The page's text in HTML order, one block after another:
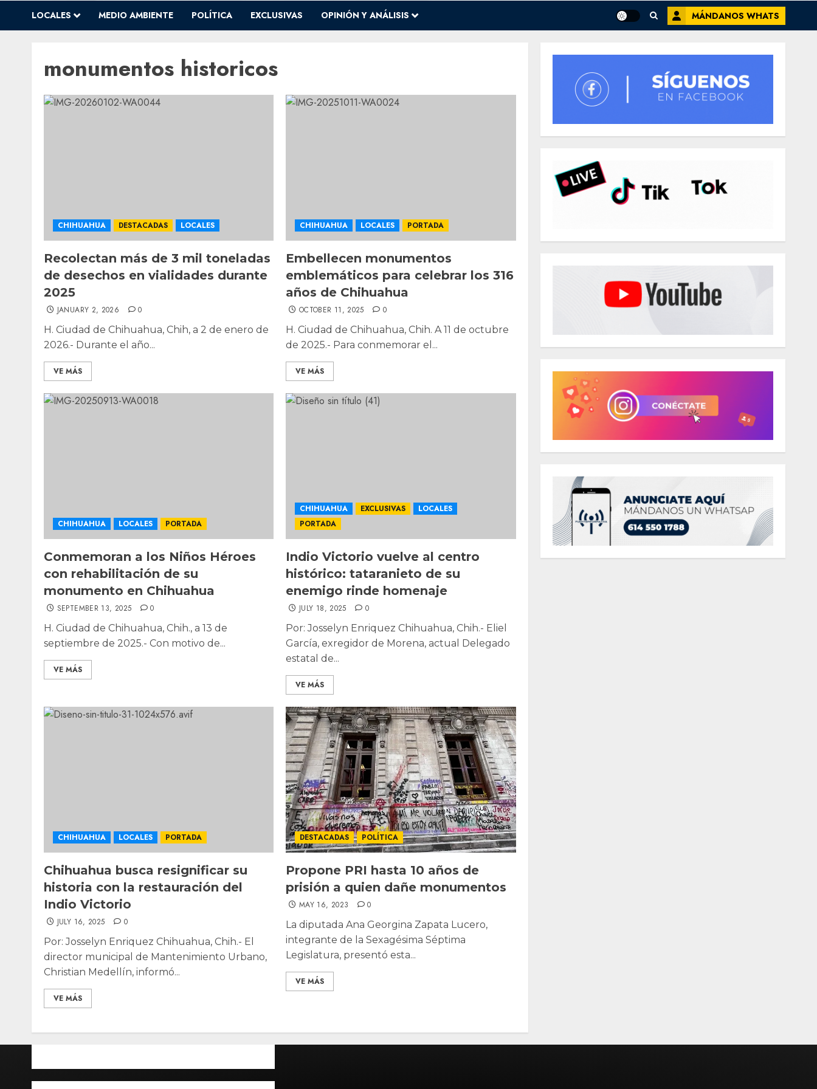
LOCALES MEDIO AMBIENTE POLÍTICA EXCLUSIVAS OPINIÓN Y ANÁLISIS MÁNDANOS WHATS
monumentos historicos
CHIHUAHUA DESTACADAS LOCALES
Recolectan más de 3 mil toneladas
de desechos en vialidades durante
2025
JANUARY 2, 2026 0
H. Ciudad de Chihuahua, Chih, a 2 de enero de
2026.- Durante el año...
VE MÁS
CHIHUAHUA LOCALES PORTADA
Embellecen monumentos
emblemáticos para celebrar los 316
años de Chihuahua
OCTOBER 11, 2025 0
H. Ciudad de Chihuahua, Chih. A 11 de octubre
de 2025.- Para conmemorar el...
VE MÁS
CHIHUAHUA LOCALES PORTADA
Conmemoran a los Niños Héroes
con rehabilitación de su
monumento en Chihuahua
SEPTEMBER 13, 2025 0
H. Ciudad de Chihuahua, Chih., a 13 de
septiembre de 2025.- Con motivo de...
VE MÁS
CHIHUAHUA EXCLUSIVAS
LOCALES
PORTADA
Indio Victorio vuelve al centro
histórico: tataranieto de su
enemigo rinde homenaje
JULY 18, 2025 0
Por: Josselyn Enriquez Chihuahua, Chih.- Eliel
García, exregidor de Morena, actual Delegado
estatal de...
VE MÁS
CHIHUAHUA LOCALES PORTADA
Chihuahua busca resignificar su
historia con la restauración del
Indio Victorio
JULY 16, 2025 0
Por: Josselyn Enriquez Chihuahua, Chih.- El
director municipal de Mantenimiento Urbano,
Christian Medellín, informó...
VE MÁS
DESTACADAS POLÍTICA
Propone PRI hasta 10 años de
prisión a quien dañe monumentos
MAY 16, 2023 0
La diputada Ana Georgina Zapata Lucero,
integrante de la Sexagésima Séptima
Legislatura, presentó esta...
VE MÁS